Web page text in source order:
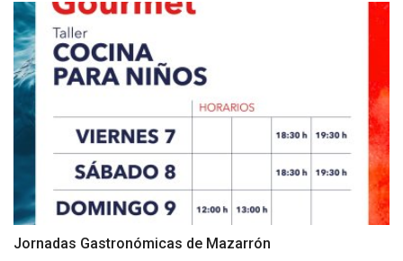
Jornadas Gastronómicas de Mazarrón